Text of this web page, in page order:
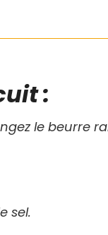
:
le beurre
sel.